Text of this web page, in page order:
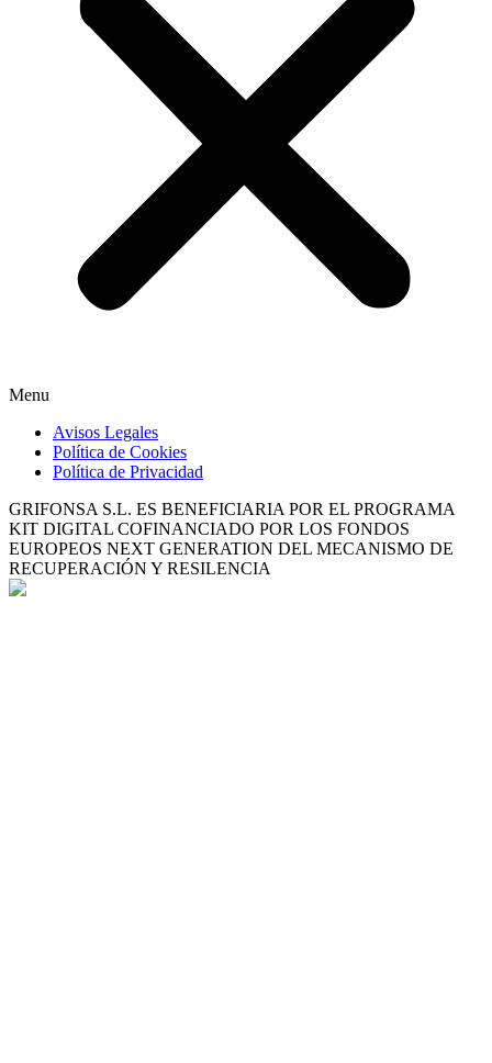
Menu
Avisos Legales
Política de Cookies
Política de Privacidad
GRIFONSA S.L. ES BENEFICIARIA POR EL PROGRAMA
KIT DIGITAL COFINANCIADO POR LOS FONDOS
EUROPEOS NEXT GENERATION DEL MECANISMO DE
RECUPERACIÓN Y RESILENCIA